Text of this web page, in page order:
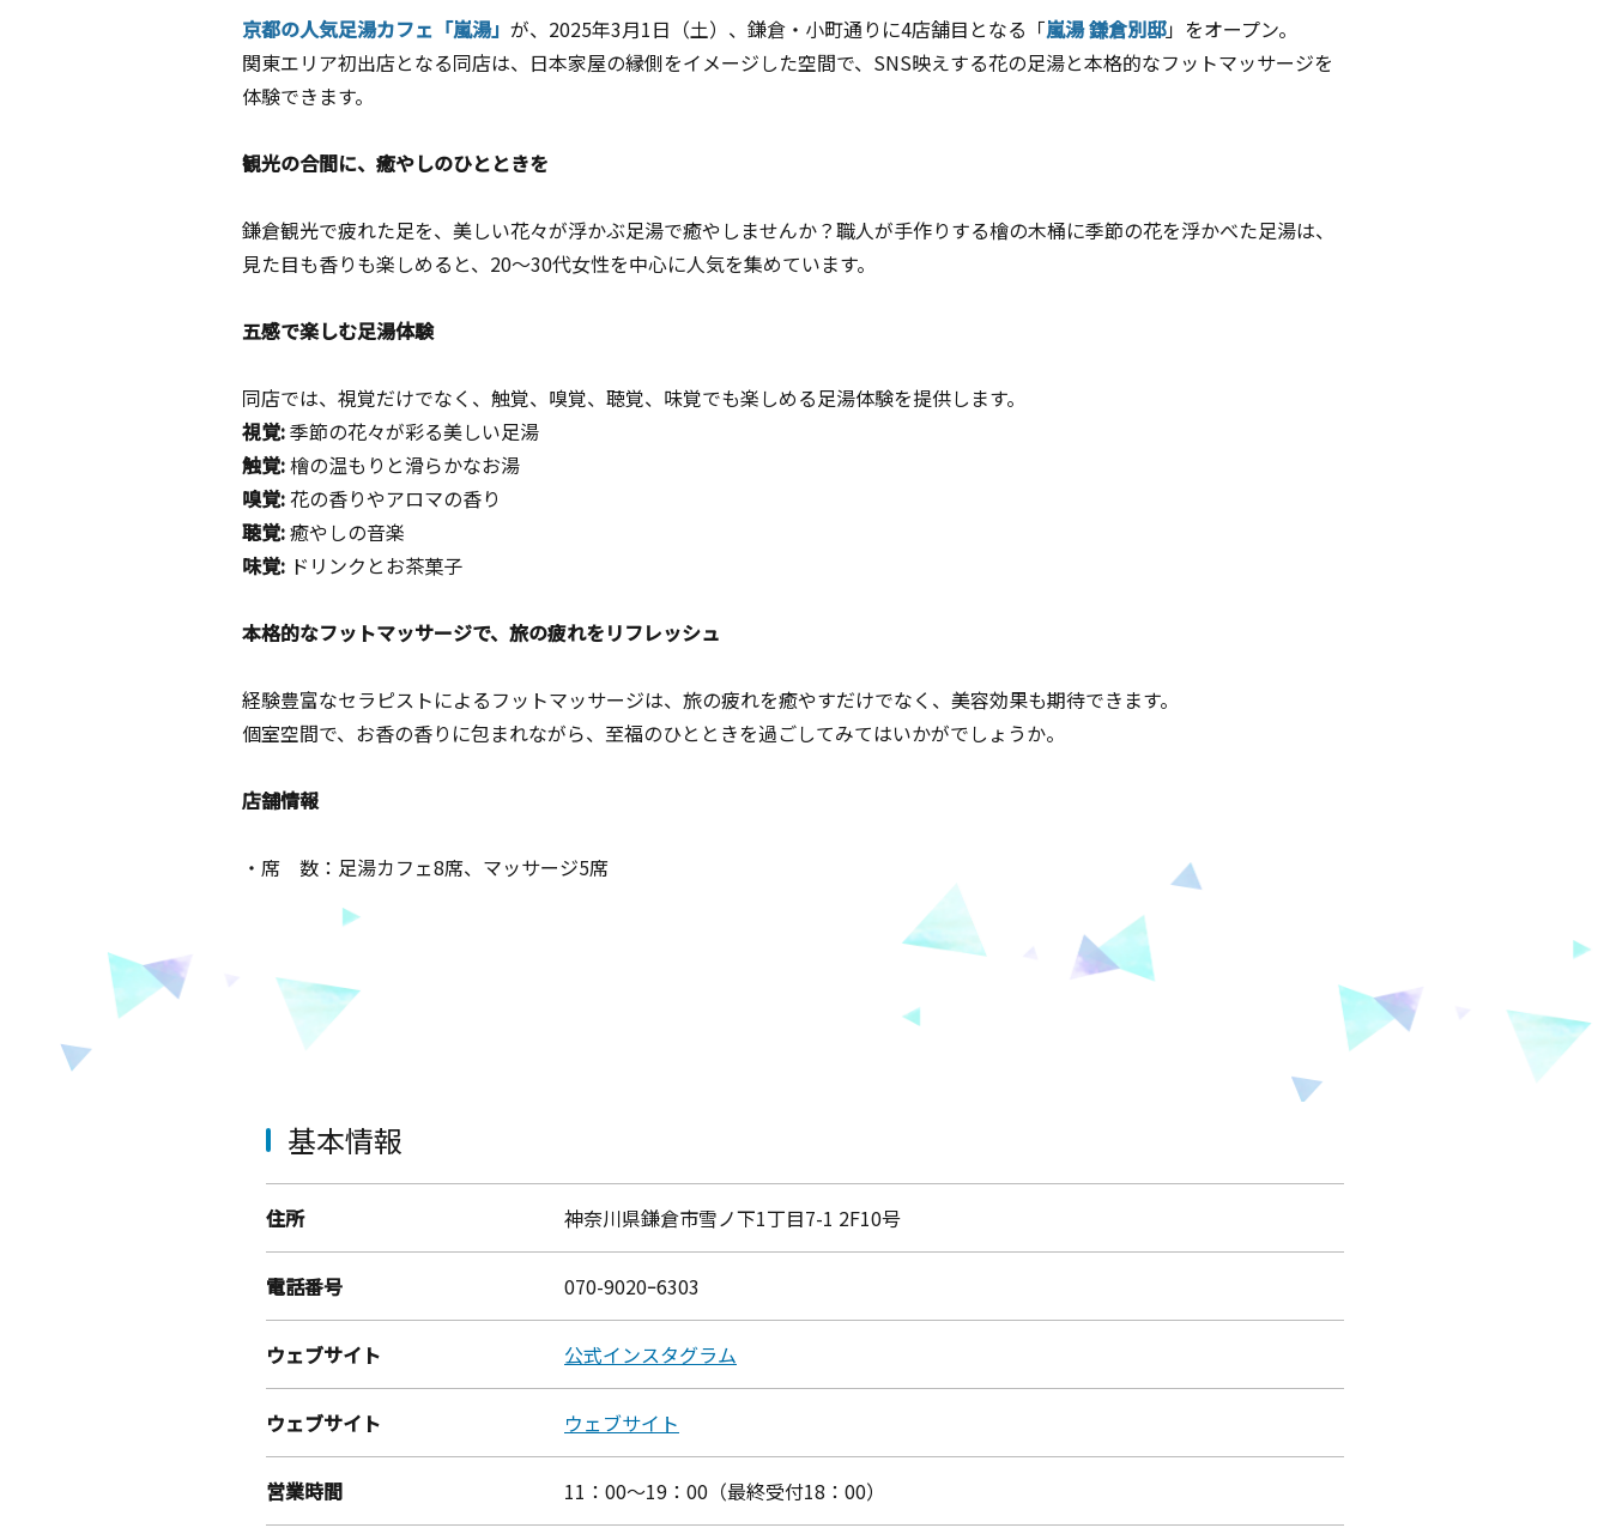
京都の人気足湯カフェ「嵐湯」 が、2025年3月1日（土）、鎌倉・小町通りに4店舗目となる「嵐湯 鎌倉別邸」をオープン。
関東エリア初出店となる同店は、日本家屋の縁側をイメージした空間で、SNS映えする花の足湯と本格的なフットマッサージを
体験できます。
観光の合間に、癒やしのひとときを
鎌倉観光で疲れた足を、美しい花々が浮かぶ足湯で癒やしませんか？職人が手作りする檜の木桶に季節の花を浮かべた足湯は、
見た目も香りも楽しめると、20～30代女性を中心に人気を集めています。
五感で楽しむ足湯体験
同店では、視覚だけでなく、触覚、嗅覚、聴覚、味覚でも楽しめる足湯体験を提供します。
視覚:季節の花々が彩る美しい足湯
触覚:檜の温もりと滑らかなお湯
嗅覚:花の香りやアロマの香り
聴覚:癒やしの音楽
味覚: ドリンクとお茶菓子
本格的なフットマッサージで、旅の疲れをリフレッシュ
経験豊富なセラピストによるフットマッサージは、旅の疲れを癒やすだけでなく、美容効果も期待できます。
個室空間で、お香の香りに包まれながら、至福のひとときを過ごしてみてはいかがでしょうか。
店舗情報
・席 数：足湯カフェ8席、マッサージ5席
基本情報
住所 神奈川県鎌倉市雪ノ下1丁目7-1 2F10号
電話番号 070-9020ｰ6303
ウェブサイト 公式インスタグラム
ウェブサイト ウェブサイト
営業時間 11：00～19：00（最終受付18：00）